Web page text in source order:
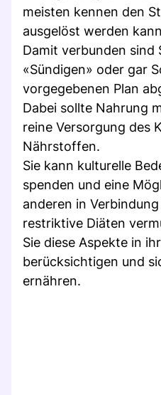
meisten kennen den
ausgelöst werden
Damit verbunden sind
«Sündigen» oder gar
vorgegebenen Plan
Dabei sollte Nahrung
reine Versorgung des
Nährstoffen.
Sie kann kulturelle
spenden und eine
anderen in
restriktive Diäten
Sie diese Aspekte in
berücksichtigen und
ernähren.